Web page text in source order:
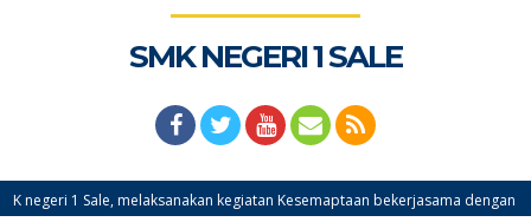
SMK NEGERI 1 SALE
1 Sale, melaksanakan kegiatan Kesemaptaan bekerjasama dengan Koramil